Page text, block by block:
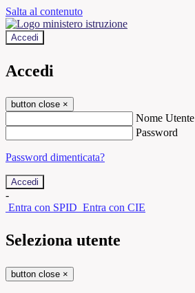
Salta al contenuto
Accedi
Accedi
button close ×
Nome Utente
Password
Password dimenticata?
-
Entra con SPID Entra con CIE
Seleziona utente
button close ×